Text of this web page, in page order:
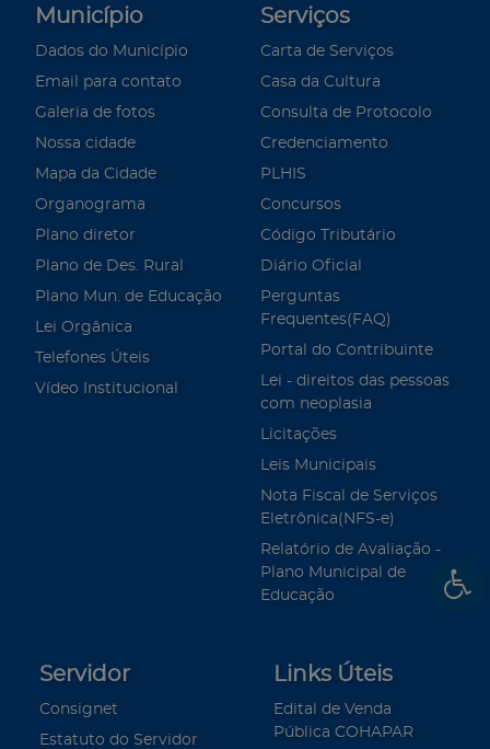
Município
Dados do Município
Email para contato
Galeria de fotos
Nossa cidade
Mapa da Cidade
Organograma
Plano diretor
Plano de Des. Rural
Plano Mun. de Educação
Lei Orgânica
Telefones Úteis
Vídeo Institucional
Serviços
Carta de Serviços
Casa da Cultura
Consulta de Protocolo
Credenciamento
PLHIS
Concursos
Código Tributário
Diário Oficial
Perguntas
Frequentes(FAQ)
Portal do Contribuinte
Lei - direitos das pessoas
com neoplasia
Licitações
Leis Municipais
Nota Fiscal de Serviços
Eletrônica(NFS-e)
Relatório de Avaliação -
Plano Municipal de
Educação
Servidor
Consignet
Estatuto do Servidor
Links Úteis
Edital de Venda
Pública COHAPAR